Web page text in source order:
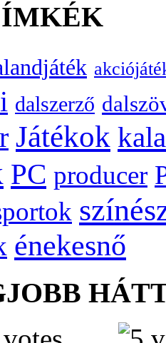
dalszerző
Játékok
PC producer
énekesnő